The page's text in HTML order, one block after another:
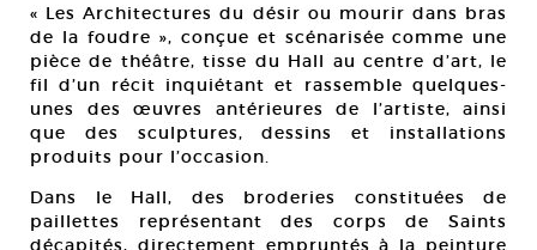
« Les Architectures du désir ou mourir dans bras
de la foudre », conçue et scénarisée comme une
pièce de théâtre, tisse du Hall au centre d’art, le
fil d’un récit inquiétant et rassemble quelques-
unes des œuvres antérieures de l’artiste, ainsi
que des sculptures, dessins et installations
produits pour l’occasion.
Dans le Hall, des broderies constituées de
paillettes représentant des corps de Saints
décapités, directement empruntés à la peinture